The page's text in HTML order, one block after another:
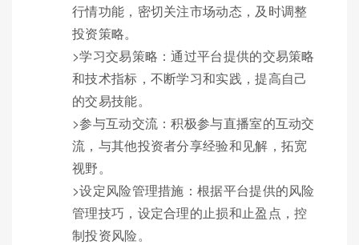
行情功能，密切关注市场动态，及时调整
投资策略。
>学习交易策略：通过平台提供的交易策略
和技术指标，不断学习和实践，提高自己
的交易技能。
>参与互动交流：积极参与直播室的互动交
流，与其他投资者分享经验和见解，拓宽
视野。
>设定风险管理措施：根据平台提供的风险
管理技巧，设定合理的止损和止盈点，控
制投资风险。